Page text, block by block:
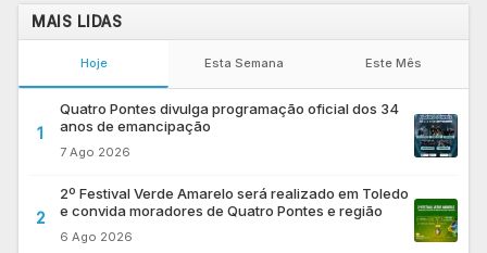
MAIS LIDAS
Hoje Esta Semana Este Mês
1
Quatro Pontes divulga programação oficial dos 34
anos de emancipação
7 Ago 2026
2
2º Festival Verde Amarelo será realizado em Toledo
e convida moradores de Quatro Pontes e região
6 Ago 2026